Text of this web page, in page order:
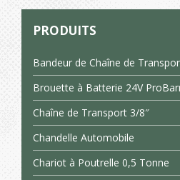
PRODUITS
Bandeur de Chaîne de
Brouette à Batterie 24V
Chaîne de Transport 3/8″
Chandelle Automobile
Chariot à Poutrelle 0,5 Tonne